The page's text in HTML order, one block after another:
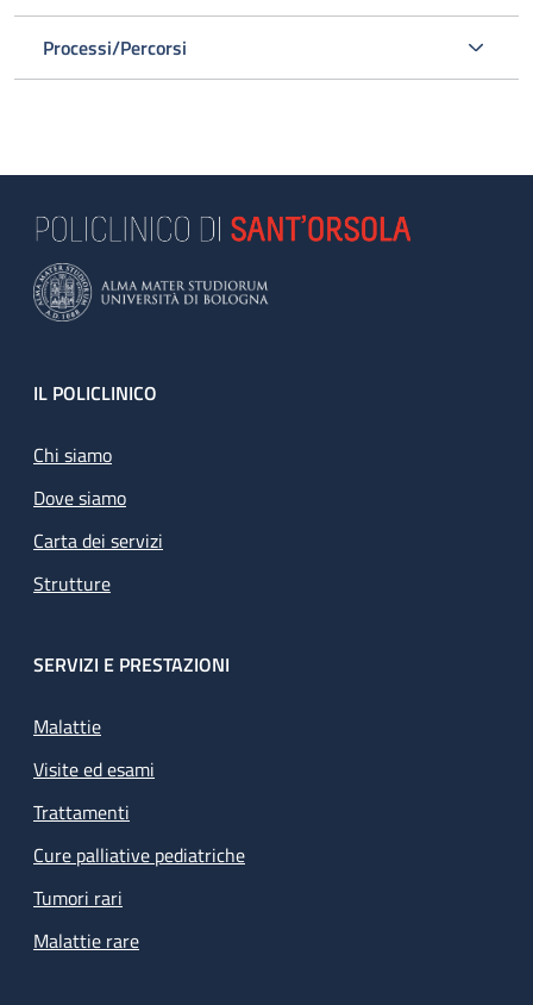
Processi/Percorsi
Footer
IL POLICLINICO
Chi siamo
Dove siamo
Carta dei servizi
Strutture
SERVIZI E PRESTAZIONI
Malattie
Visite ed esami
Trattamenti
Cure palliative pediatriche
Tumori rari
Malattie rare